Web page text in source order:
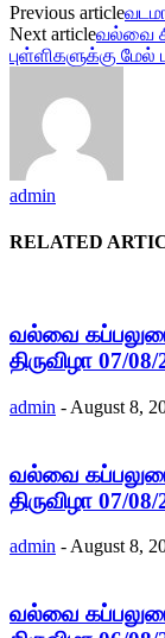
Previous article
Next articleவல்வை
புள்ளிகளுக்கு
admin
RELATED
வல்வை
திருவிழா 07/08/
admin - August 8,
வல்வை
திருவிழா 07/08/
admin - August 8,
வல்வை